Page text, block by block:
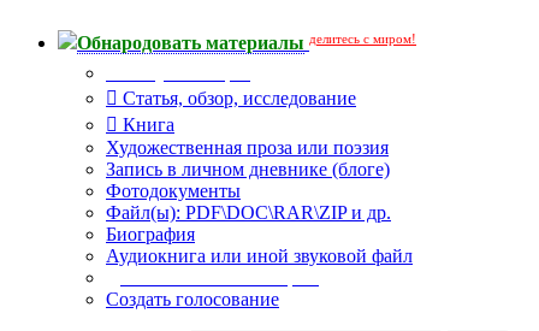
Обнародовать материалы делитесь с миром!
Статья, обзор, исследование
Книга
Художественная проза или поэзия
Запись в личном дневнике (блоге)
Фотодокументы
Файл(ы): PDF\DOC\RAR\ZIP и др.
Биография
Аудиокнига или иной звуковой файл
Создать голосование